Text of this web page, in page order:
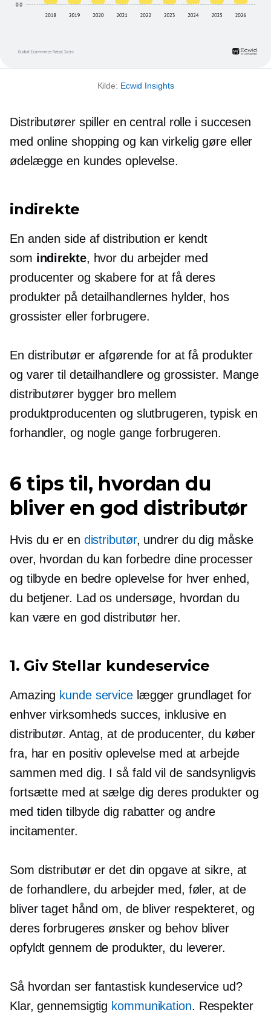
Kilde: Ecwid Insights
Distributører spiller en central rolle i succesen
med online shopping og kan virkelig gøre eller
ødelægge en kundes oplevelse.
indirekte
En anden side af distribution er kendt
som indirekte, hvor du arbejder med
producenter og skabere for at få deres
produkter på detailhandlernes hylder, hos
grossister eller forbrugere.
En distributør er afgørende for at få produkter
og varer til detailhandlere og grossister. Mange
distributører bygger bro mellem
produktproducenten og slutbrugeren, typisk en
forhandler, og nogle gange forbrugeren.
6 tips til, hvordan du
bliver en god distributør
Hvis du er en distributør, undrer du dig måske
over, hvordan du kan forbedre dine processer
og tilbyde en bedre oplevelse for hver enhed,
du betjener. Lad os undersøge, hvordan du
kan være en god distributør her.
1. Giv Stellar kundeservice
Amazing kunde servicelægger grundlaget for
enhver virksomheds succes, inklusive en
distributør. Antag, at de producenter, du køber
fra, har en positiv oplevelse med at arbejde
sammen med dig. I så fald vil de sandsynligvis
fortsætte med at sælge dig deres produkter og
med tiden tilbyde dig rabatter og andre
incitamenter.
Som distributør er det din opgave at sikre, at
de forhandlere, du arbejder med, føler, at de
bliver taget hånd om, de bliver respekteret, og
deres forbrugeres ønsker og behov bliver
opfyldt gennem de produkter, du leverer.
Så hvordan ser fantastisk kundeservice ud?
Klar, gennemsigtig kommunikation. Respekter